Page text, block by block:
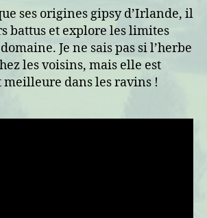
ravin
ses origines gipsy d’Irlande, il
battus et explore les limites
Je ne sais pas si l’herbe
les voisins, mais elle est
dans les ravins !